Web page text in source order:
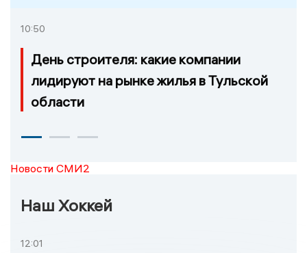
10:50
День строителя: какие компании
лидируют на рынке жилья в Тульской
области
Новости СМИ2
Наш Хоккей
12:01